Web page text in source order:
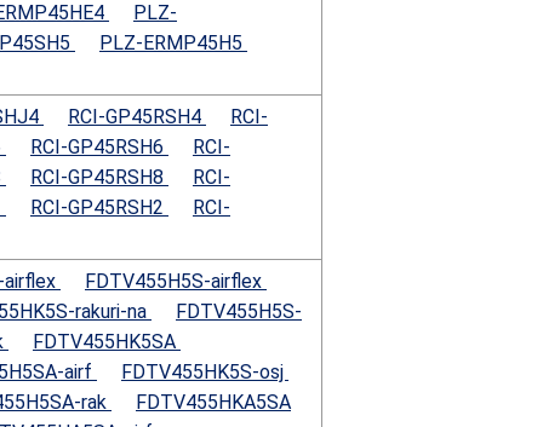
PLZ-
PLZ-ERMP45H5
RCI-GP45RSH4
RCI-
RCI-GP45RSH6
RCI-
RCI-GP45RSH8
RCI-
RCI-GP45RSH2 RCI-
airflex
FDTV455H5S-airflex
rakuri-na
FDTV455H5S-
FDTV455HK5SA
airf
FDTV455HK5S-osj
rak
FDTV455HKA5SA